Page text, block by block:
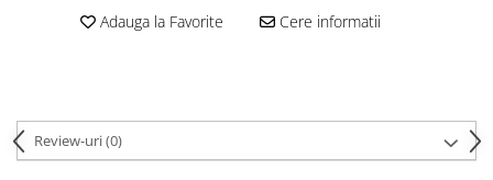
Adauga la Favorite Cere informatii
Review-uri(0)